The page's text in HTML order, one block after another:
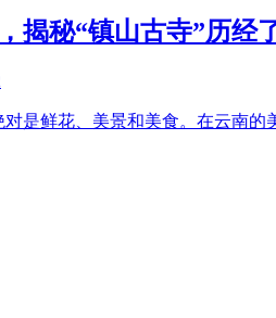
揭秘“镇山古寺”历经
是鲜花、美景和美食。在云南的